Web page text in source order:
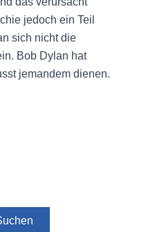
jedoch ein Teil
sich nicht die
Bob Dylan hat
jemandem dienen.